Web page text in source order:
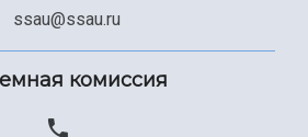
ssau@ssau.ru
комиссия